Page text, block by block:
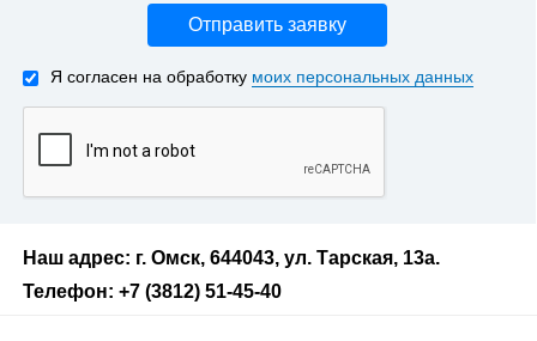
Отправить заявку
Я согласен на обработку моих персональных данных
Наш адрес: г. Омск, 644043, ул. Тарская, 13а.
Телефон: +7 (3812) 51-45-40